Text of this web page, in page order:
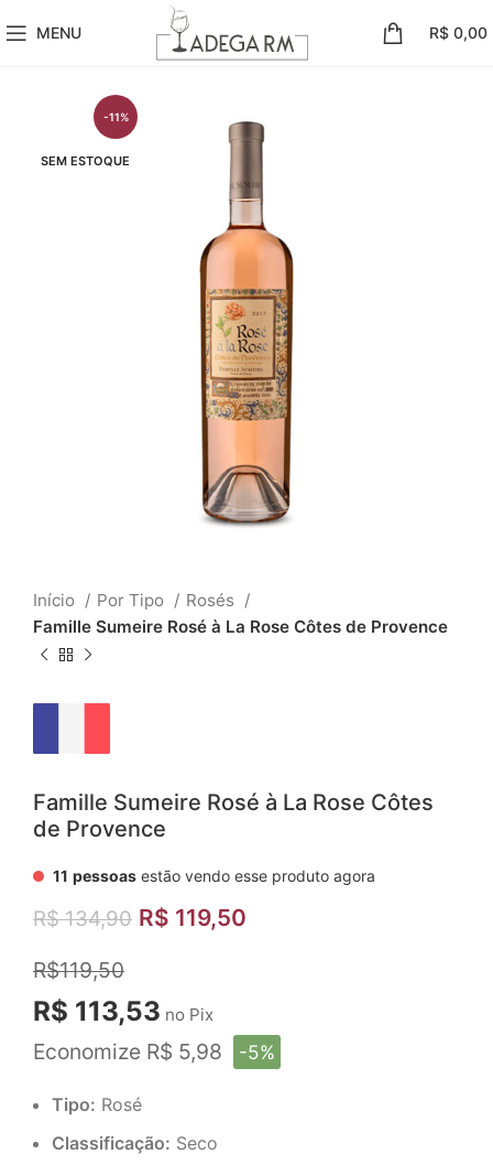
MENU R$ 0,00
-11%
SEM ESTOQUE
Início Por Tipo
Rosés
Famille Sumeire Rosé à La Rose Côtes de Provence
Famille Sumeire Rosé à La Rose Côtes
de Provence
11 pessoas estão vendo esse produto agora
R$134,90 R$ 119,50
R$119,50
R$ 113,53 no Pix
Economize R$ 5,98 -5%
Tipo: Rosé
Classificação: Seco